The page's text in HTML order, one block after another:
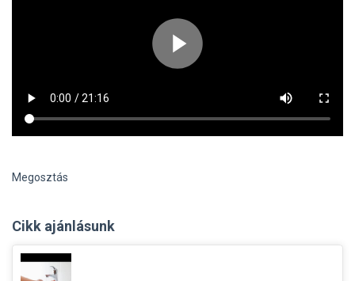
Megosztás
Cikk ajánlásunk